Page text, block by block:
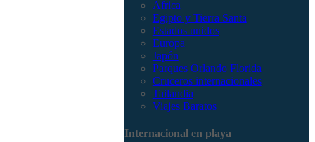
Africa
Egipto y Tierra Santa
Estados unidos
Europa
Japón
Parques Orlando Florida
Cruceros internacionales
Tailandia
Viajes Baratos
Internacional en playa